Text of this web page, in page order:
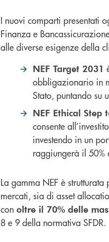
I nuovi comparti presentati
Finanza e
alle diverse esigenze della
NEF Target 2031
obbligazionario in
Stato, puntando su
NEF Ethical Step
consente
investendo in un
raggiungerà il
La gamma NEF è
mercati, sia di asset
con oltre il 70% delle
8 e 9 della normativa SFDR.